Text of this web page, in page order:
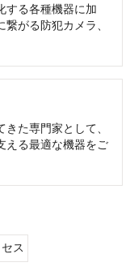
する各種機器に加
がる防犯カメラ、
た専門家として、
える最適な機器をご
ス